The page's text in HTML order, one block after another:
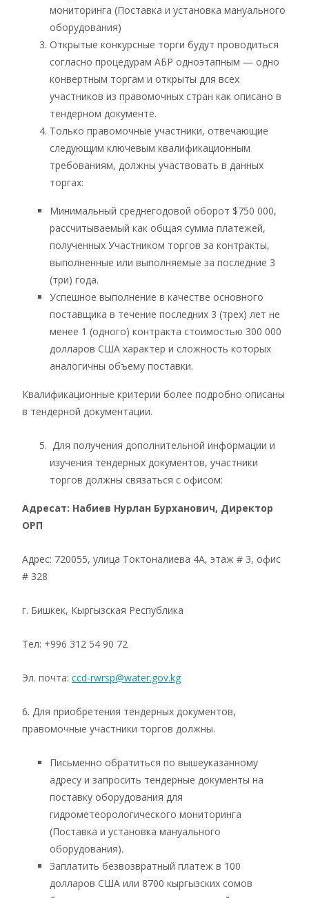
мониторинга (Поставка и установка мануального
оборудования)
Открытые конкурсные торги будут проводиться
согласно процедурам АБР одноэтапным — одно
конвертным торгам и открыты для всех
участников из правомочных стран как описано в
тендерном документе.
Только правомочные участники, отвечающие
следующим ключевым квалификационным
требованиям, должны участвовать в данных
торгах:
Минимальный среднегодовой оборот $750 000,
рассчитываемый как общая сумма платежей,
полученных Участником торгов за контракты,
выполненные или выполняемые за последние 3
(три) года.
Успешное выполнение в качестве основного
поставщика в течение последних 3 (трех) лет не
менее 1 (одного) контракта стоимостью 300 000
долларов США характер и сложность которых
аналогичны объему поставки.
Квалификационные критерии более подробно описаны
в тендерной документации.
Для получения дополнительной информации и
изучения тендерных документов, участники
торгов должны связаться с офисом:
Адресат: Набиев Нурлан Бурханович, Директор
ОРП
Адрес: 720055, улица Токтоналиева 4A, этаж # 3, офис
# 328
г. Бишкек, Кыргызская Республика
Тел: +996 312 54 90 72
Эл. почта: ccd-rwrsp@water.gov.kg
6. Для приобретения тендерных документов,
правомочные участники торгов должны.
Письменно обратиться по вышеуказанному
адресу и запросить тендерные документы на
поставку оборудования для
гидрометеорологического мониторинга
(Поставка и установка мануального
оборудования).
Заплатить безвозвратный платеж в 100
долларов США или 8700 кыргызских сомов